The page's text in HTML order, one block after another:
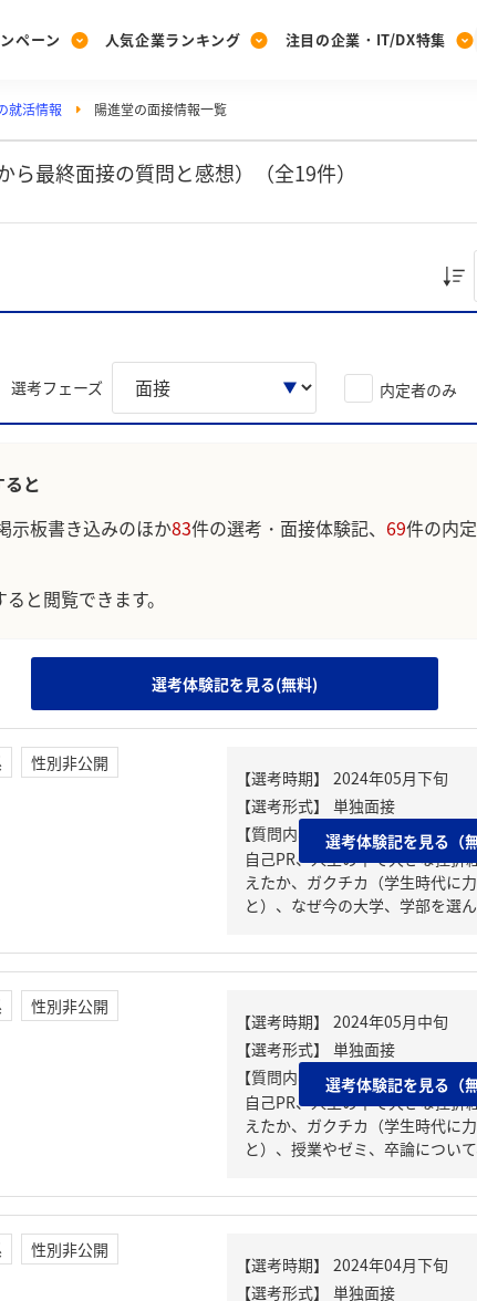
ペーン
稿する
[27卒] 本選考体験記投稿キャ
人気企業ランキング
ンキングを見る
みんなのDX企業就職ブランド
みんなのIT業界新卒就職人気
注目の企業・IT/DX特集
目の企業特集
28卒 IT・DX企業特集 27
で知ろう！業界・企業研究
就活情報 陽進堂の面接情報一覧
最終面接の質問と感想）（全19件）
選考フェーズ 内定者のみ
と
示板書き込みのほか83件の選考・面接体験記、 69件の内
ると閲覧できます。
選考体験記を見る(無料)
性別非公開
【質問内容・課題】
自己PR、人生の中で大きな挫折
えたか、ガクチカ（学生時代に
と）、なぜ今の大学、学部を選
選考体験記を見る（無
性別非公開
【質問内容・課題】
自己PR、人生の中で大きな挫折
えたか、ガクチカ（学生時代に
と）、授業やゼミ、卒論につい
選考体験記を見る（無
性別非公開